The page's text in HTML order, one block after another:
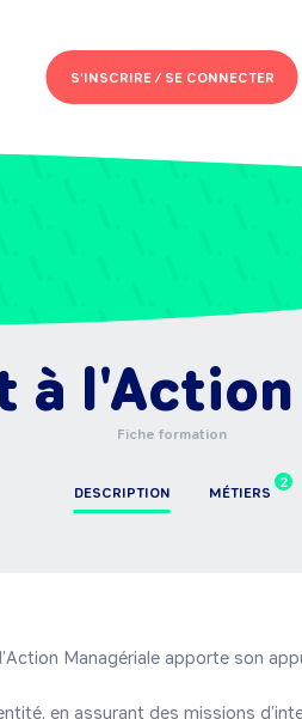
S'INSCRIRE /SE CONNECTER
à
Fiche formation
DESCRIPTION
2
MÉTIERS
Managériale apporte son
en assurant des missions